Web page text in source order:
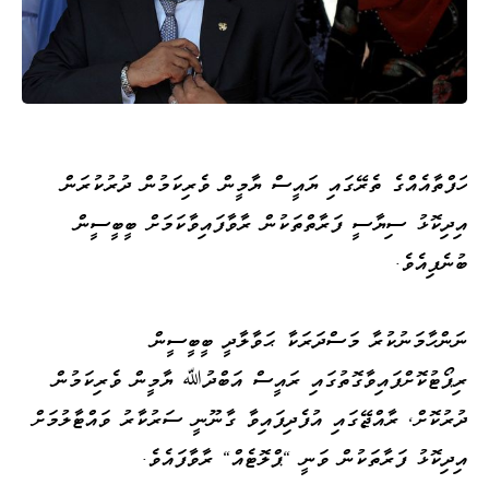
ހަފްތާއެއްގެ ތެރޭގައި ޔައީސް ޔާމީން ވެރިކަމުން ދުރުކުރަން
އިދިކޮޅު ސިޔާސީ ފަރާތްތަކުން ރާވާފައިވާކަމަށް ބީބީސީން
ބުނެފިއެވެ.
ނަންހާމަނުކުރާ މަސްދަރަކާ ޙަވާލާދީ ބީބީސީން
ރިޕޯޓުކޮށްފައިވާގޮތުގައި ރައީސް އަބްދުﷲ ޔާމީން ވެރިކަމުން
ދުރުކޮށް، ރާއްޖޭގައި އުފެދިފައިވާ ގާނޫނީ ސަރުކާރު ވައްޓާލުމަށް
އިދިކޮޅު ފަރާތަކުން ވަނީ "ޕްލޮޓެއް" ރާވާފައެވެ.